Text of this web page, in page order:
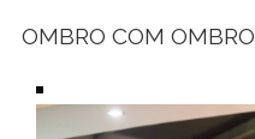
OMBRO COM OMBRO